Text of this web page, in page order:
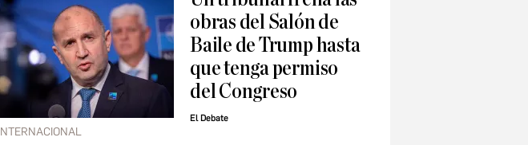
obras del Salón de
Baile de Trump hasta
que tenga permiso
del Congreso
El Debate